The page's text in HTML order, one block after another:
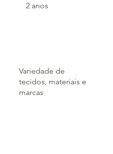
2 anos
Variedade de
tecidos, materiais e
marcas